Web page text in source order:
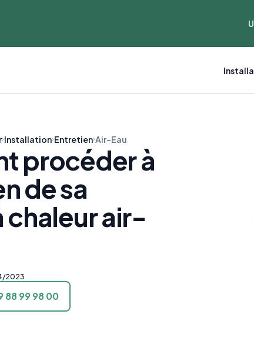
Installation Entretien Air-Eau
procéder à
de sa
chaleur air-
2023
88 99 98 00